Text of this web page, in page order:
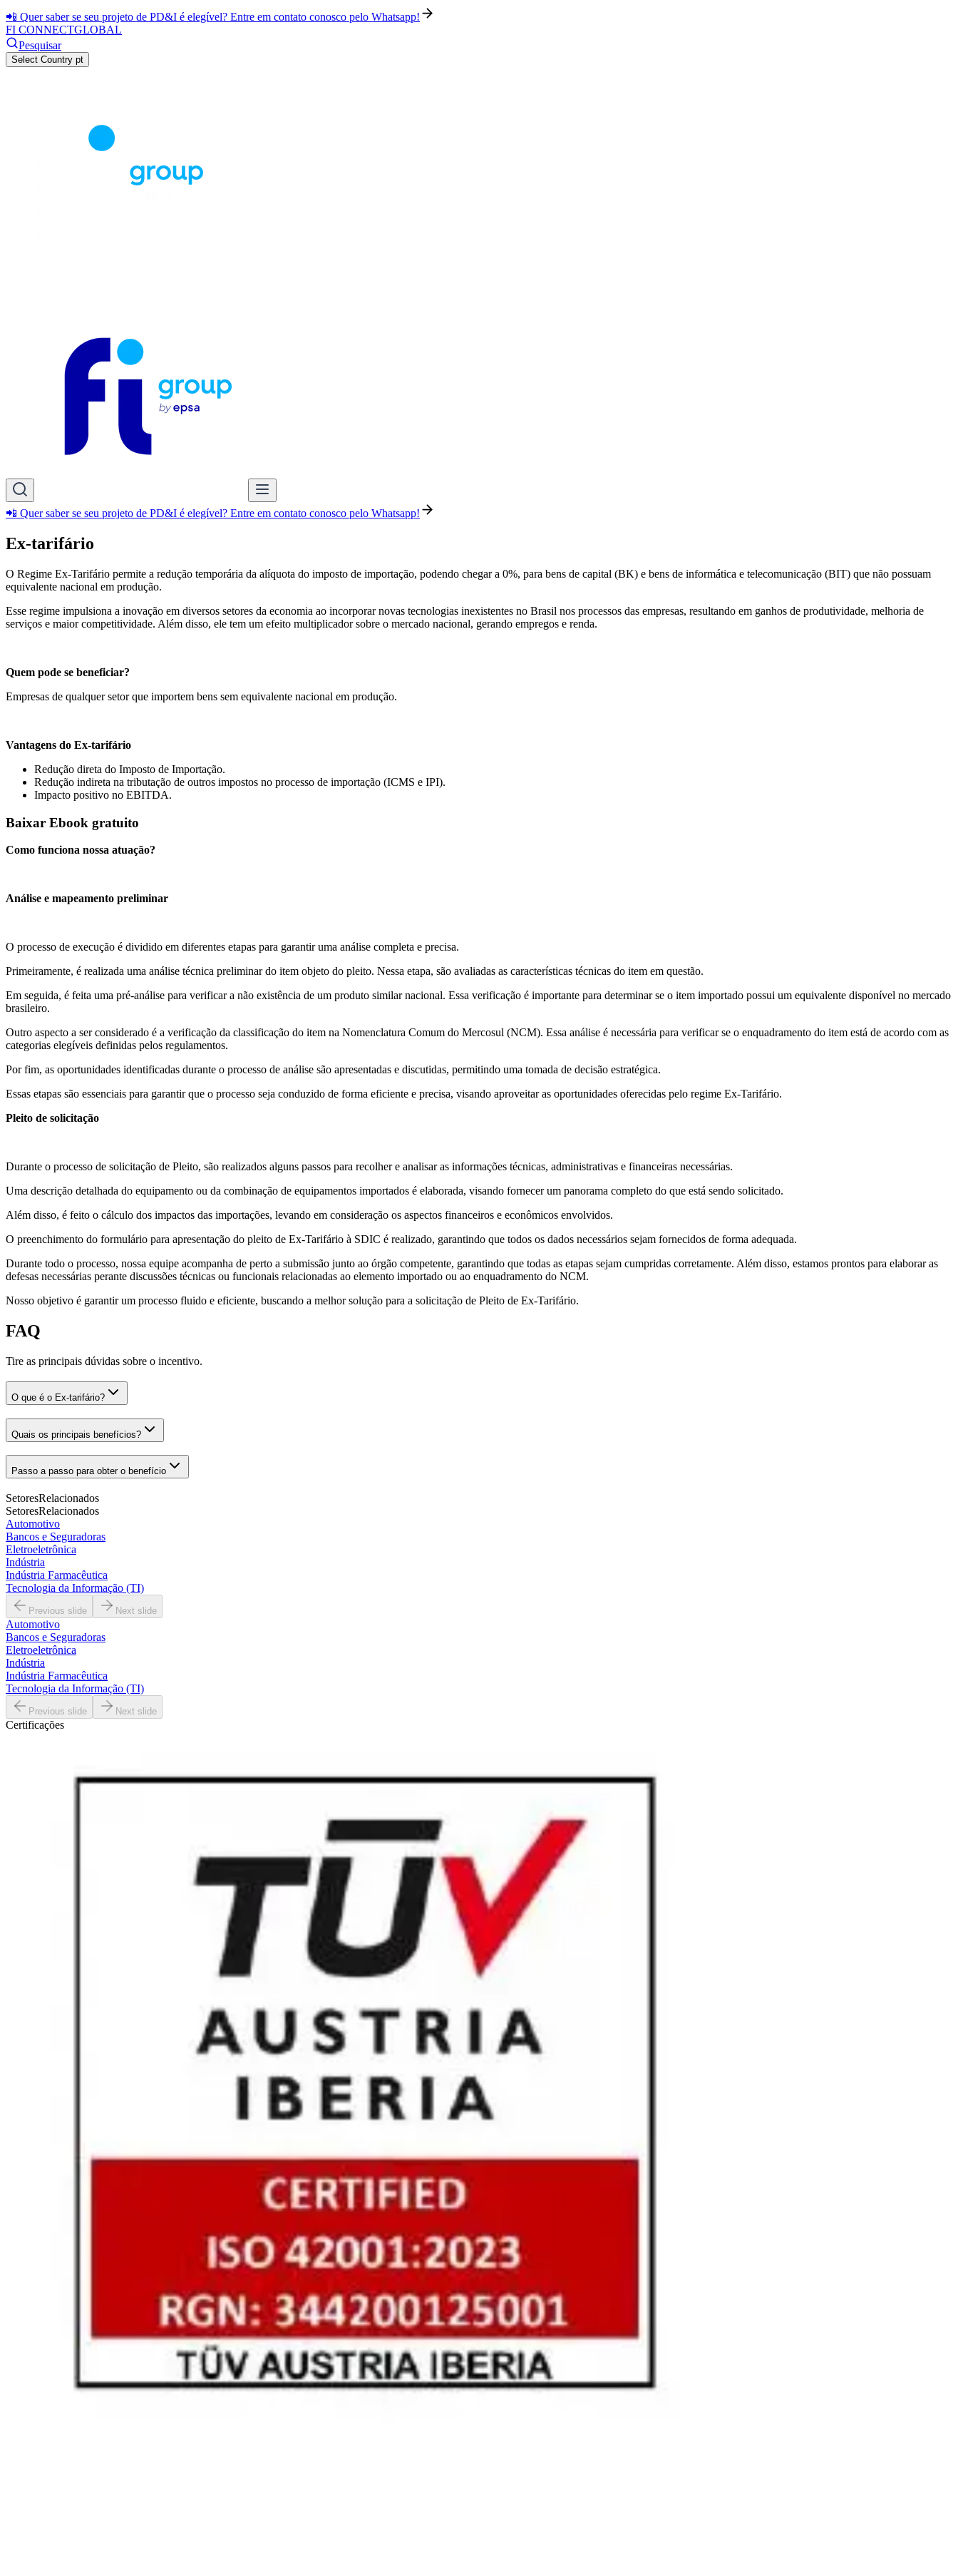
📲 Quer saber se seu projeto de PD&I é elegível? Entre em contato conosco pelo Whatsapp!
FI CONNECTGLOBAL
Pesquisar
Select Country pt
📲 Quer saber se seu projeto de PD&I é elegível? Entre em contato conosco pelo Whatsapp!
Ex-tarifário
O Regime Ex-Tarifário permite a redução temporária da alíquota do imposto de importação, podendo chegar a 0%, para bens de capital (BK) e bens de informática e telecomunicação (BIT) que não possuam
equivalente nacional em produção.
Esse regime impulsiona a inovação em diversos setores da economia ao incorporar novas tecnologias inexistentes no Brasil nos processos das empresas, resultando em ganhos de produtividade, melhoria de
serviços e maior competitividade. Além disso, ele tem um efeito multiplicador sobre o mercado nacional, gerando empregos e renda.
Quem pode se beneficiar?
Empresas de qualquer setor que importem bens sem equivalente nacional em produção.
Vantagens do Ex-tarifário
Redução direta do Imposto de Importação.
Redução indireta na tributação de outros impostos no processo de importação (ICMS e IPI).
Impacto positivo no EBITDA.
Baixar Ebook gratuito
Como funciona nossa atuação?
Análise e mapeamento preliminar
O processo de execução é dividido em diferentes etapas para garantir uma análise completa e precisa.
Primeiramente, é realizada uma análise técnica preliminar do item objeto do pleito. Nessa etapa, são avaliadas as características técnicas do item em questão.
Em seguida, é feita uma pré-análise para verificar a não existência de um produto similar nacional. Essa verificação é importante para determinar se o item importado possui um equivalente disponível no mercado
brasileiro.
Outro aspecto a ser considerado é a verificação da classificação do item na Nomenclatura Comum do Mercosul (NCM). Essa análise é necessária para verificar se o enquadramento do item está de acordo com as
categorias elegíveis definidas pelos regulamentos.
Por fim, as oportunidades identificadas durante o processo de análise são apresentadas e discutidas, permitindo uma tomada de decisão estratégica.
Essas etapas são essenciais para garantir que o processo seja conduzido de forma eficiente e precisa, visando aproveitar as oportunidades oferecidas pelo regime Ex-Tarifário.
Pleito de solicitação
Durante o processo de solicitação de Pleito, são realizados alguns passos para recolher e analisar as informações técnicas, administrativas e financeiras necessárias.
Uma descrição detalhada do equipamento ou da combinação de equipamentos importados é elaborada, visando fornecer um panorama completo do que está sendo solicitado.
Além disso, é feito o cálculo dos impactos das importações, levando em consideração os aspectos financeiros e econômicos envolvidos.
O preenchimento do formulário para apresentação do pleito de Ex-Tarifário à SDIC é realizado, garantindo que todos os dados necessários sejam fornecidos de forma adequada.
Durante todo o processo, nossa equipe acompanha de perto a submissão junto ao órgão competente, garantindo que todas as etapas sejam cumpridas corretamente. Além disso, estamos prontos para elaborar as
defesas necessárias perante discussões técnicas ou funcionais relacionadas ao elemento importado ou ao enquadramento do NCM.
Nosso objetivo é garantir um processo fluido e eficiente, buscando a melhor solução para a solicitação de Pleito de Ex-Tarifário.
FAQ
Tire as principais dúvidas sobre o incentivo.
O que é o Ex-tarifário?
Quais os principais benefícios?
Passo a passo para obter o benefício
SetoresRelacionados
SetoresRelacionados
Automotivo
Bancos e Seguradoras
Eletroeletrônica
Indústria
Indústria Farmacêutica
Tecnologia da Informação (TI)
Previous slide Next slide
Automotivo
Bancos e Seguradoras
Eletroeletrônica
Indústria
Indústria Farmacêutica
Tecnologia da Informação (TI)
Previous slide Next slide
Certificações